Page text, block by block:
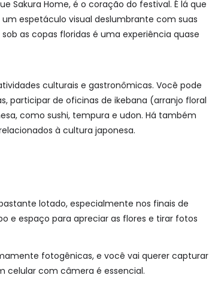
Sakura Home, é o coração do festival. É lá que
espetáculo visual deslumbrante com suas
as copas floridas é uma experiência quase
culturais e gastronômicas. Você pode
participar de oficinas de ikebana (arranjo floral
como sushi, tempura e udon. Há também
à cultura japonesa.
lotado, especialmente nos finais de
e espaço para apreciar as flores e tirar fotos
fotogênicas, e você vai querer capturar
celular com câmera é essencial.